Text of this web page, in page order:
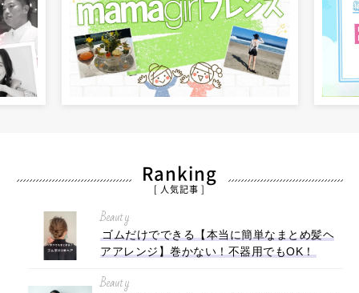
Ranking
[ 人気記事 ]
Beauty
ゴムだけでできる【本当に簡単なまとめ髪ヘ
アアレンジ】巻かない！不器用でもOK！
Beauty